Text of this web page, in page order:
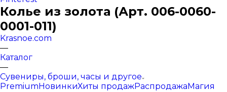
Колье из золота (Арт. 006-0060-
0001-011)
Krasnoe.com
—
Каталог
—
Сувениры, броши, часы и другое
PremiumНовинкиХиты продажРаспродажаМагия